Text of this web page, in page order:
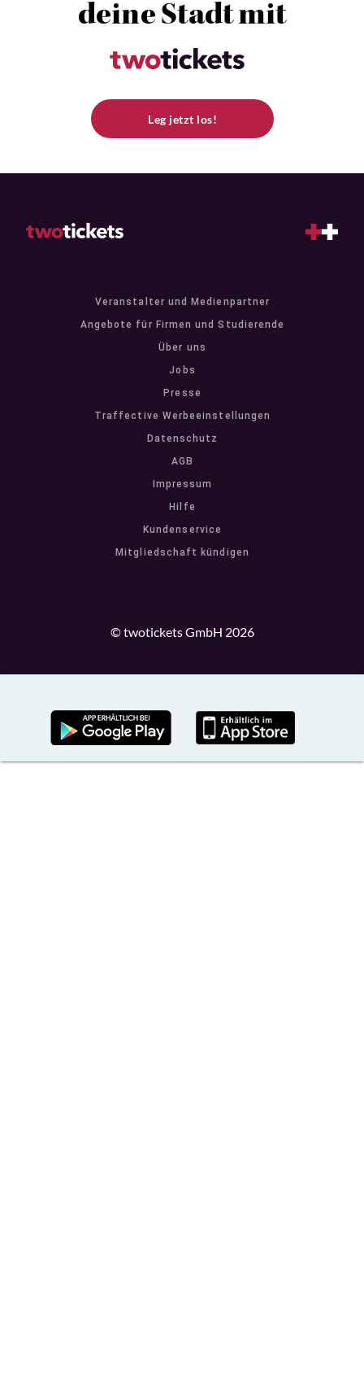
deine Stadt mit
Leg jetzt los!
Veranstalter und Medienpartner
Angebote für Firmen und Studierende
Über uns
Jobs
Presse
Traffective Werbeeinstellungen
Datenschutz
AGB
Impressum
Hilfe
Kundenservice
Mitgliedschaft kündigen
© twotickets GmbH 2026